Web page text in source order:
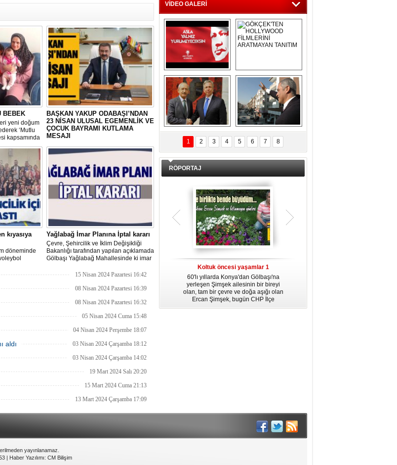
BEBEK
yeni doğum
‘Mutlu
kapsamında
temel
eğitim
BAŞKAN YAKUP ODABAŞI’NDAN
23 NİSAN ULUSAL EGEMENLİK VE
ÇOCUK BAYRAMI KUTLAMA
MESAJI
Gölbaşı Belediye Başkanı Yakup
Odabaşı, TBMM’nin kuruluşunun 104.
Egemenlik ve Çocuk Bayramı’nı
kutladığı bir mesaj yayınladı:
kıyasıya
döneminde
Yağlabağ İmar Planına İptal kararı
Çevre, Şehircilik ve İklim Değişikliği
Bakanlığı tarafından yapılan açıklamada
Gölbaşı Yağlabağ Mahallesinde ki imar
15 Nisan 2024 Pazartesi 16:42
08 Nisan 2024 Pazartesi 16:39
08 Nisan 2024 Pazartesi 16:32
05 Nisan 2024 Cuma 15:48
04 Nisan 2024 Perşembe 18:07
aldı 03 Nisan 2024 Çarşamba 18:12
03 Nisan 2024 Çarşamba 14:02
19 Mart 2024 Salı 20:20
15 Mart 2024 Cuma 21:13
13 Mart 2024 Çarşamba 17:09
VİDEO GALERİ
Asla Yalnız
Yürümeyeceksin
Uzun Adam
GÖKÇEK'TEN
HOLLYWOOD
FİLMLERİNİ
ARATMAYAN
TANITIM
DAL İÇERİ ZÜBÜK!
ERCAN ŞİMŞEK
GÖLBAŞI'NDA
KASIRGA ETKİSİ
YARATTI !
1 2 3 4 5 6 7 8
RÖPORTAJ
Koltuk öncesi yaşamlar 1
60'lı yıllarda Konya'dan Gölbaşı'na
yerleşen Şimşek ailesinin bir bireyi
olan, tam bir çevre ve doğa aşığı olan
Ercan Şimşek, bugün CHP İlçe
Başkanlığı yaptığı Gölbaşı'nda yaşam
Teşrik tekbiri nedir? Ne anlama gelir?
yayınlanamaz.
| Haber Yazılımı: CM Bilişim